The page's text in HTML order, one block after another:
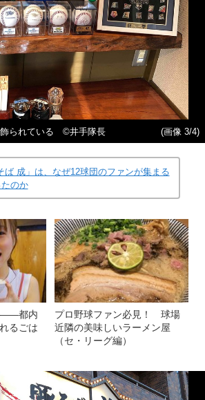
飾られている ©井手隊長 (画像 3/4)
ば 成」は、なぜ12球団のファンが集まる
のか
――都内
るごは
プロ野球ファン必見！ 球場
近隣の美味しいラーメン屋
（セ・リーグ編）